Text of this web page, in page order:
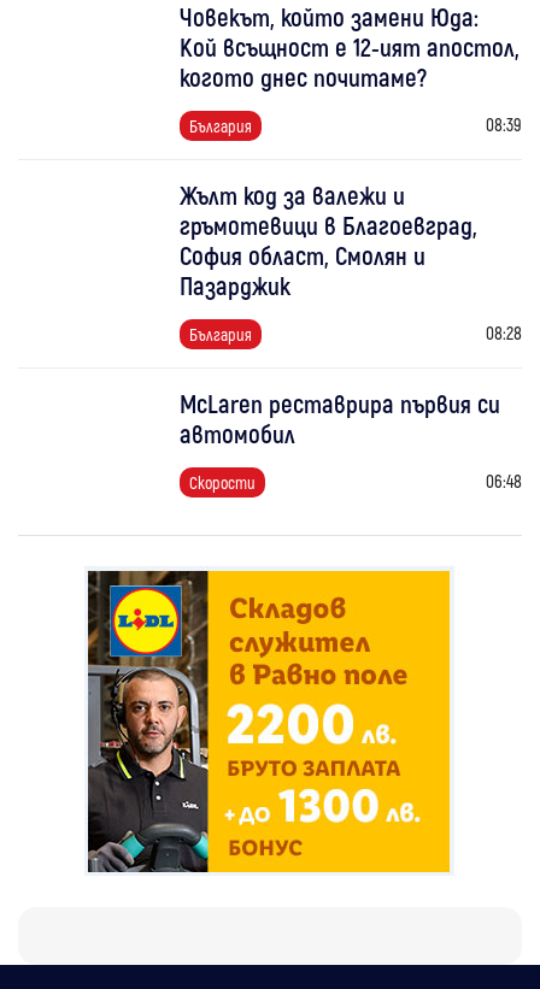
Човекът, който замени Юда:
Кой всъщност е 12-ият апостол,
когото днес почитаме?
България 08:39
Жълт код за валежи и
гръмотевици в Благоевград,
София област, Смолян и
Пазарджик
България 08:28
McLaren реставрира първия си
автомобил
Скорости 06:48